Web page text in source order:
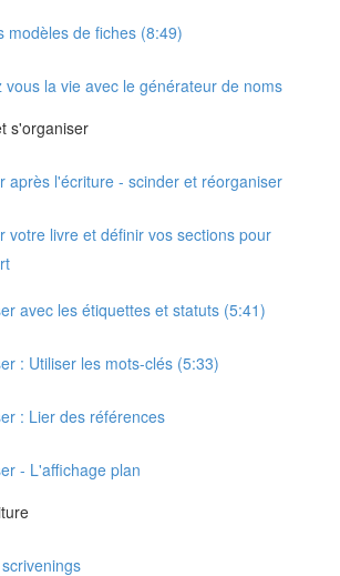
modèles de fiches (8:49)
vous la vie avec le générateur de noms
s'organiser
après l'écriture - scinder et réorganiser
votre livre et définir vos sections pour
avec les étiquettes et statuts (5:41)
: Utiliser les mots-clés (5:33)
: Lier des références
- L'affichage plan